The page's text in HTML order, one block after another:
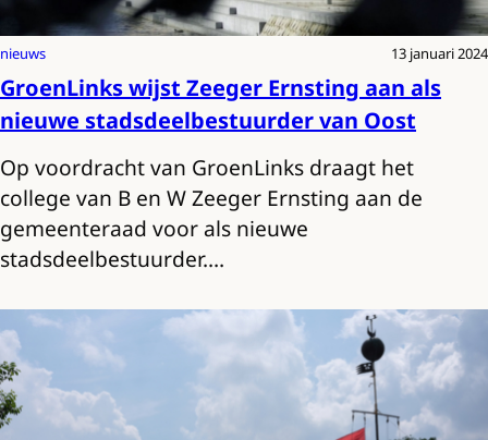
nieuws 13 januari 2024
GroenLinks wijst Zeeger Ernsting aan als
nieuwe stadsdeelbestuurder van Oost
Op voordracht van GroenLinks draagt het
college van B en W Zeeger Ernsting aan de
gemeenteraad voor als nieuwe
stadsdeelbestuurder.…